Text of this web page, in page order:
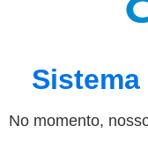
No momento,